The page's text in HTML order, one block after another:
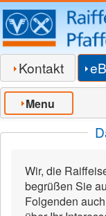
Kontakt
Menu
Wir, die
begrüßen Sie
Folgenden